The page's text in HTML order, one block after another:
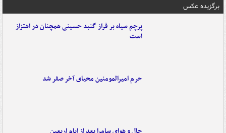
برگزیده عکس
پرچم سیاه بر فراز گنبد حسینی همچنان در اهتزاز
است
حرم امیرالمومنین محیای آخر صفر شد